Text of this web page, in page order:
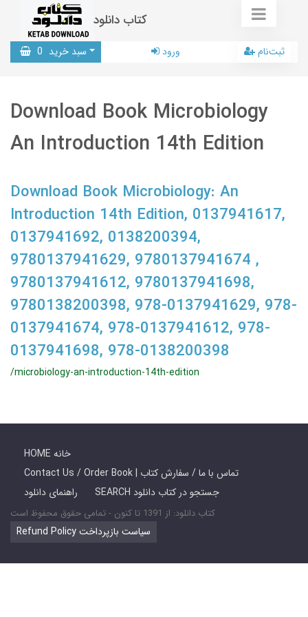
کتاب دانلود
سبد خرید 0 ورود ثبت‌نام
Download Book Microbiology
An Introduction 14th Edition
Download Book Microbiology: An
Introduction 14th Edition, 0137941617,
0137941692, 0138200394,
9780137941629, 9780137941674 ,
9780137941612, 9780137941698,
9780138200398, 978-0137941629, 978-
0137941674, 978-0137941612, 978-
0137941698, 978-0138200398
/microbiology-an-introduction-14th-edition
HOME خانه
Contact Us / Order Book | تماس با ما / سفارش کتاب
راهنمای دانلود
SEARCH جستجو در کتاب دانلود
کتاب دانلود: از 1391 تا کنون - تمامی حقوق محفوظ است
Refund Policy سیاست بازپرداخت